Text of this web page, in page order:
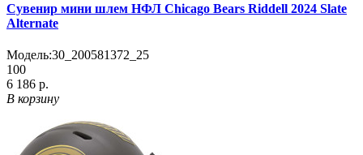
Сувенир мини шлем НФЛ Chicago Bears Riddell 2024 Slate
Alternate
Модель:30_200581372_25
100
6 186 р.
В корзину